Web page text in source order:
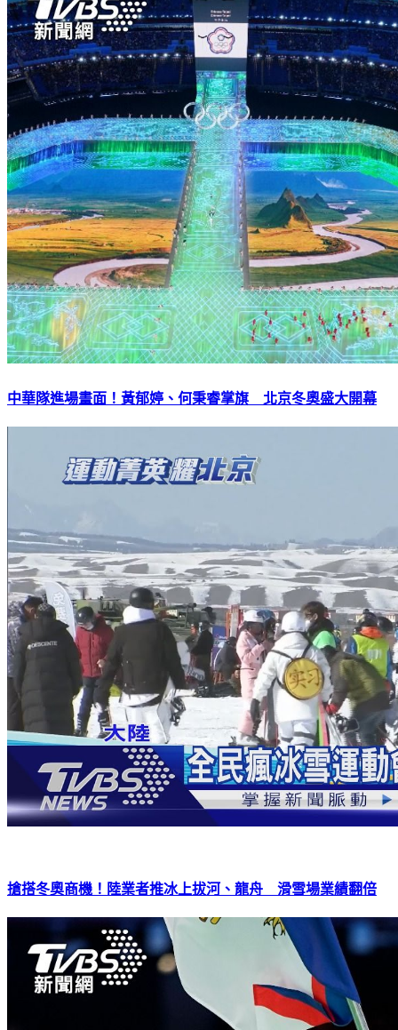
中華隊進場畫面！黃郁婷、何秉睿掌旗 北京冬奧盛大開幕
搶搭冬奧商機！陸業者推冰上拔河、龍舟 滑雪場業績翻倍